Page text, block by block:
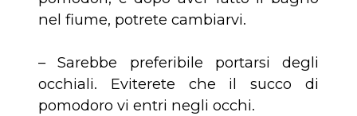
nel fiume, potrete cambiarvi.
– Sarebbe preferibile portarsi degli
occhiali. Eviterete che il succo di
pomodoro vi entri negli occhi.